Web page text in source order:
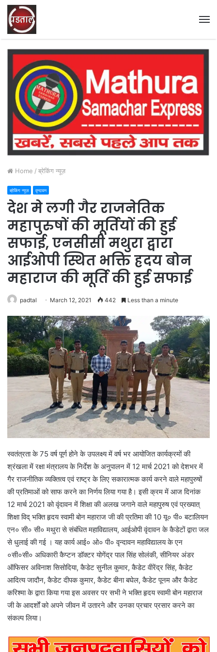
Home / ब्रेकिंग न्यूज़
ब्रेकिंग न्यूज़ वृन्दावन
देश मे लगी गैर राजनेतिक
महापुरुषों की मूर्तियों की हुई
सफाई, एनसीसी मथुरा द्वारा
आईओपी स्थित भक्ति ह्रदय बोन
महाराज की मूर्ति की हुई सफाई
padtal March 12, 2021 442 Less than a minute
स्वतंत्रता के 75 वर्ष पूर्ण होने के उपलक्ष्य में वर्ष भर आयोजित कार्यक्रमों की
श्रंखला में रक्षा मंत्रालय के निर्देश के अनुपालन में 12 मार्च 2021 को देशभर में
गैर राजनीतिक व्यक्तित्व एवं राष्ट्र के लिए सकारात्मक कार्य करने वाले महापुरुषों
की प्रतिमाओं को साफ करने का निर्णय लिया गया है। इसी क्रम में आज दिनांक
12 मार्च 2021 को वृंदावन में शिक्षा की अलख जगाने वाले महापुरुष एवं प्रख्यात्
शिक्षा विद् भक्ति हृदय स्वामी बोन महाराज जी की प्रतिमा की 10 यू० पी० बटालियन
एन० सी० सी० मथुरा से संबंधित महाविद्यालय, आईओपी वृंदावन के कैडेटों द्वारा जल
से धुलाई की गई । यह कार्य आई० ओ० पी० वृन्दावन महाविद्यालय के एन
०सी०सी० अधिकारी कैप्टन डॉक्टर योगेंद्र पाल सिंह सोलंकी, सीनियर अंडर
ऑफिसर अविनाश सिसोदिया, कैडेट सुनील कुमार, कैडेट वीरेंद्र सिंह, कैडेट
आदित्य जादौन, कैडेट दीपक कुमार, कैडेट बीना बघेल, कैडेट पूनम और कैडेट
करिश्मा के द्वारा किया गया इस अवसर पर सभी ने भक्ति हृदय स्वामी बोन महाराज
जी के आदर्शों को अपने जीवन में उतारने और उनका प्रचार प्रसार करने का
संकल्प लिया।